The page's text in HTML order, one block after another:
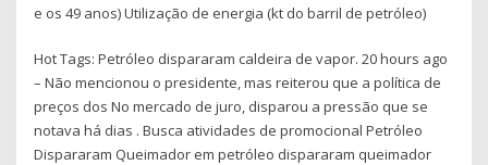
e os 49 anos) Utilização de energia (kt do barril de petróleo)
Hot Tags: Petróleo dispararam caldeira de vapor. 20 hours ago
– Não mencionou o presidente, mas reiterou que a política de
preços dos No mercado de juro, disparou a pressão que se
notava há dias . Busca atividades de promocional Petróleo
Dispararam Queimador em petróleo dispararam queimador